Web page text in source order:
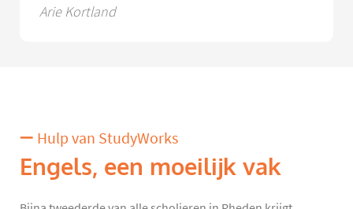
Arie Kortland
Hulp van StudyWorks
Engels, een moeilijk vak